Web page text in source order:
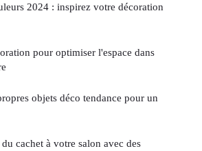
2024 : inspirez votre décoration
pour optimiser l'espace dans
objets déco tendance pour un
cachet à votre salon avec des